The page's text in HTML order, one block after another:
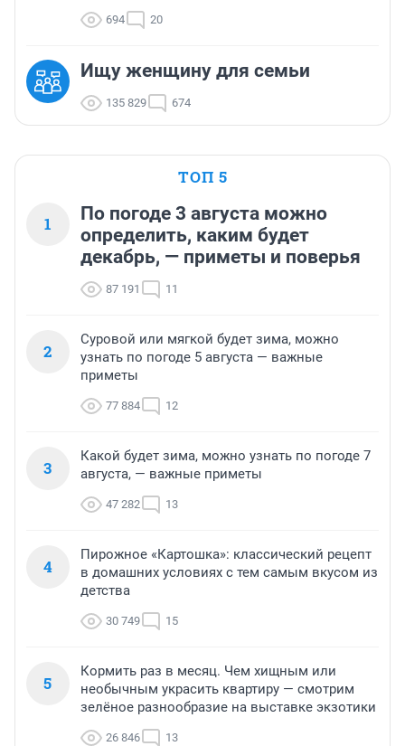
694 20
Ищу женщину для семьи
135 829 674
ТОП 5
1
По погоде 3 августа можно
определить, каким будет
декабрь, — приметы и поверья
87 191 11
2
Суровой или мягкой будет зима, можно
узнать по погоде 5 августа — важные
приметы
77 884 12
3
Какой будет зима, можно узнать по погоде 7
августа, — важные приметы
47 282 13
4
Пирожное «Картошка»: классический рецепт
в домашних условиях с тем самым вкусом из
детства
30 749 15
5
Кормить раз в месяц. Чем хищным или
необычным украсить квартиру — смотрим
зелёное разнообразие на выставке экзотики
26 846 13